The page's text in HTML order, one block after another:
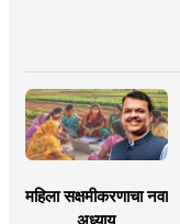
महिला सक्षमीकरणाचा नवा